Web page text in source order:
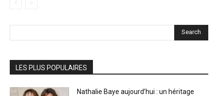
Search
LES PLUS POPULAIRES
Nathalie Baye aujourd’hui : un héritage